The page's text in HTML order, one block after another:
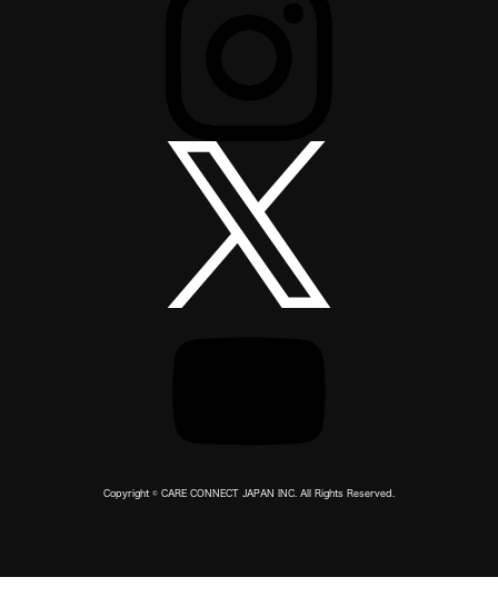
Copyright © CARE CONNECT JAPAN INC. All Rights Reserved.